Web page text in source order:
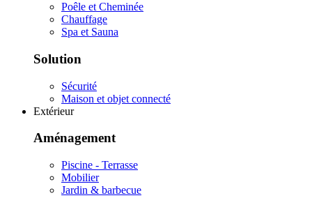
Poêle et Cheminée
Chauffage
Spa et Sauna
Solution
Sécurité
Maison et objet connecté
Extérieur
Aménagement
Piscine - Terrasse
Mobilier
Jardin & barbecue